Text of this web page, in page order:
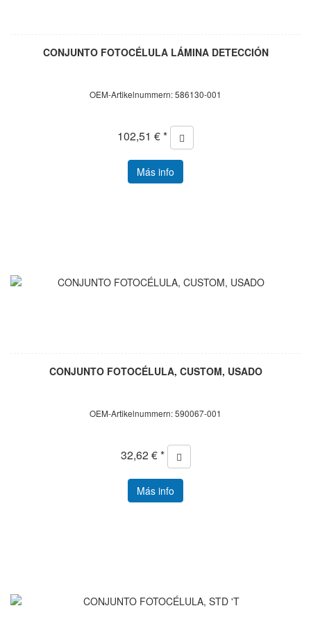
CONJUNTO FOTOCÉLULA LÁMINA DETECCIÓN
OEM-Artikelnummern: 586130-001
102,51 € *
Más info
CONJUNTO FOTOCÉLULA, CUSTOM, USADO
OEM-Artikelnummern: 590067-001
32,62 € *
Más info